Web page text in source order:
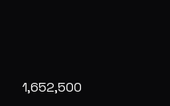
1,652,500